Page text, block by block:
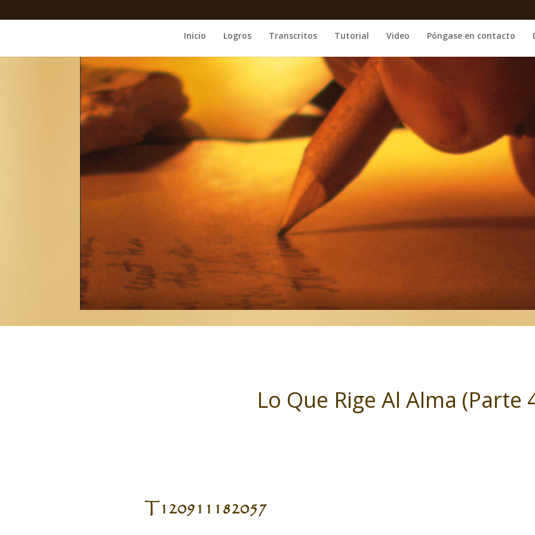
Inicio Logros Transcritos Tutorial Video Póngase en contacto
Lo Que Rige Al Alma (Parte
T120911182057